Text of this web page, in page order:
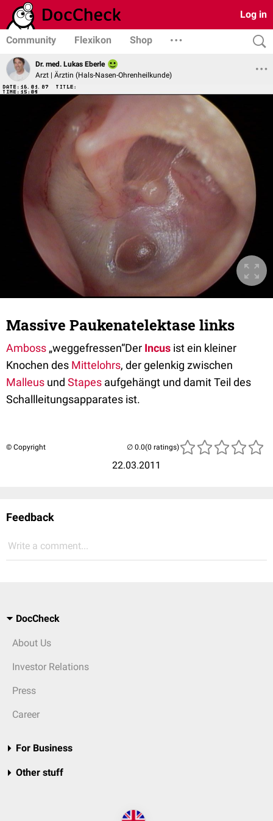
Log in
Community Flexikon Shop
Dr. med. Lukas Eberle
Arzt | Ärztin (Hals-Nasen-Ohrenheilkunde)
Massive Paukenatelektase links
Amboss „weggefressen“Der Incus ist ein kleiner
Knochen des Mittelohrs, der gelenkig zwischen
Malleus und Stapes aufgehängt und damit Teil des
Schallleitungsapparates ist.
© Copyright
22.03.2011
(0 ratings)
Feedback
Write a comment...
DocCheck
About Us
Investor Relations
Press
Career
For Business
Other stuff